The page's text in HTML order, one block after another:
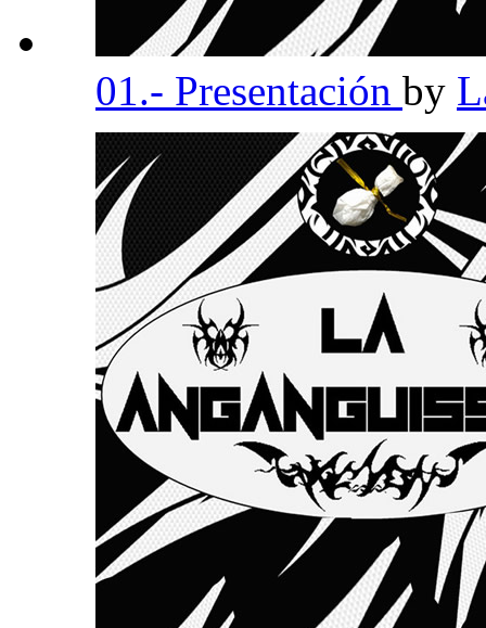
01.- Presentación by